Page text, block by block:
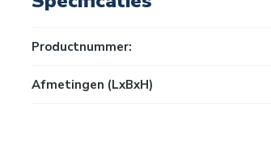
Productnummer:
Afmetingen (LxBxH)